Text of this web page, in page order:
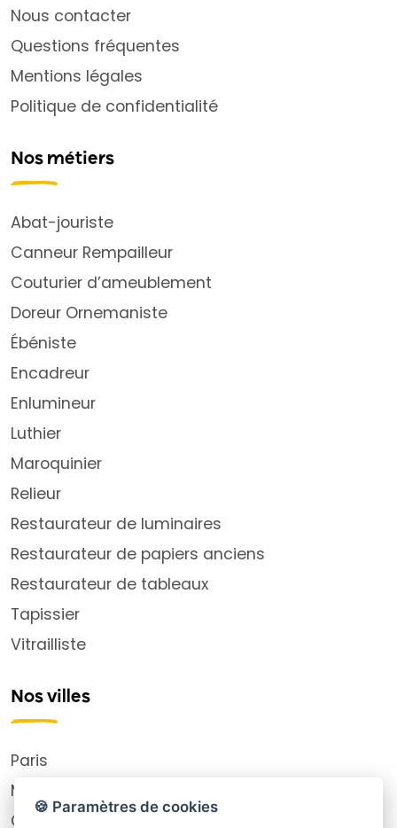
Nous contacter
Questions fréquentes
Mentions légales
Politique de confidentialité
Nos métiers
Abat-jouriste
Canneur Rempailleur
Couturier d’ameublement
Doreur Ornemaniste
Ébéniste
Encadreur
Enlumineur
Luthier
Maroquinier
Relieur
Restaurateur de luminaires
Restaurateur de papiers anciens
Restaurateur de tableaux
Tapissier
Vitrailliste
Nos villes
Paris
Montpellier
Choisy-le-Roi
🍪 Paramètres de cookies